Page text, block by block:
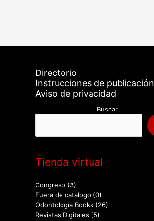
Directorio
Instrucciones de publicación
Aviso de privacidad
Buscar
Tienda virtual
Congreso (3)
Fuera de catalogo (0)
Odontología Books (26)
Revistas Digitales (5)